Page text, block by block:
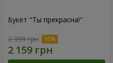
Букет "Ты прекрасна!"
2 399 грн